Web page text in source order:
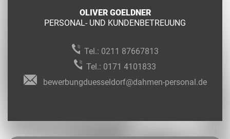
OLIVER GOELDNER
PERSONAL- UND KUNDENBETREUUNG
Tel.: 0211 87667813
Tel.: 0171 4101833
bewerbungduesseldorf@dahmen-personal.de